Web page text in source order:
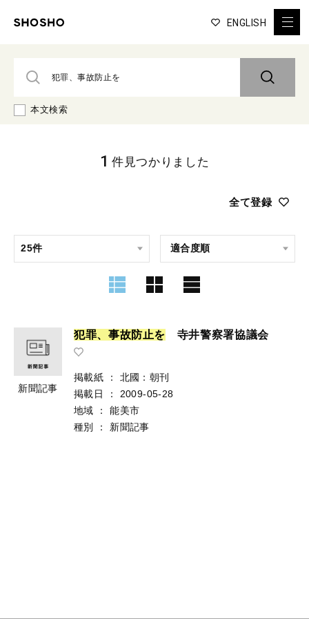
ENGLISH
本文検索
全て登録
1 件見つかりました
新聞記事
犯罪、 事故防止を 寺井警察署協議会
掲載紙 ：
北國：朝刊
掲載日
：
2009-05-28
地域
：
能美市
種別
： 新聞記事